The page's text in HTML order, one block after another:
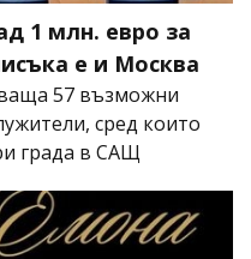
1 млн. евро за
е и Москва
57 възможни
сред които
града в САЩ